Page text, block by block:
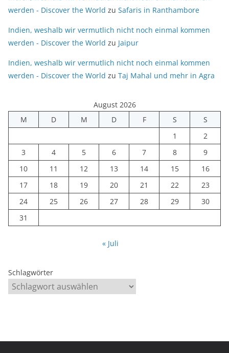
werden - Discover the World zu Safaris in Ranthambore
Indien, weshalb wir vermutlich nicht noch einmal kommen
werden - Discover the World zu Jaipur
Indien, weshalb wir vermutlich nicht noch einmal kommen
werden - Discover the World zu Taj Mahal und mehr in Agra
August 2026
M
D M D F S
S
1
2
3
4 5 6 7 8
9
10
11 12 13 14 15
16
17
18 19 20 21 22
23
24
25 26 27 28 29
30
31
« Juli
Schlagwörter